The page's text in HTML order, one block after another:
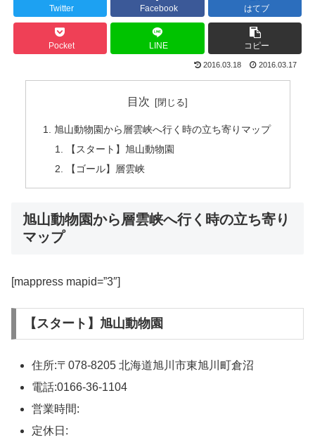
Twitter Facebook はてブ
Pocket LINE コピー
2016.03.18 2016.03.17
目次
旭山動物園から層雲峡へ行く時の立ち寄りマップ
【スタート】旭山動物園
【ゴール】層雲峡
旭山動物園から層雲峡へ行く時の立ち寄り
マップ
[mappress mapid=”3″]
【スタート】旭山動物園
住所:〒078-8205 北海道旭川市東旭川町倉沼
電話:0166-36-1104
営業時間:
定休日: